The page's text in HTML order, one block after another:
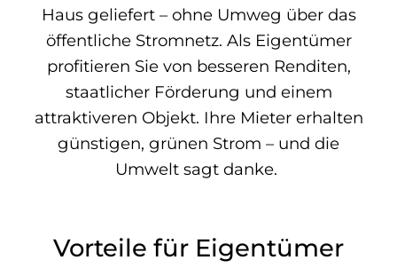
Haus geliefert – ohne Umweg über das
öffentliche Stromnetz. Als Eigentümer
profitieren Sie von besseren Renditen,
staatlicher Förderung und einem
attraktiveren Objekt. Ihre Mieter erhalten
günstigen, grünen Strom – und die
Umwelt sagt danke.
Vorteile für Eigentümer